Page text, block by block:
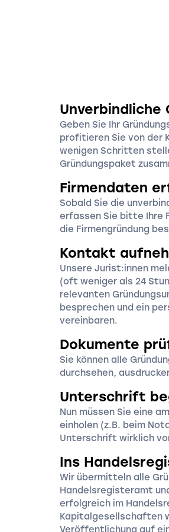
Geben Sie Ihr
profitieren Sie von der
wenigen Schritten
Gründungspaket
Firmendaten
Sobald Sie die
erfassen Sie bitte Ihre
die Firmengründung
Kontakt
Unsere Jurist:innen
(oft weniger als 24
relevanten
besprechen und ein
vereinbaren.
Dokumente
Sie können alle
durchsehen,
Unterschrift
Nun müssen Sie eine
einholen (z.B. beim
Unterschrift wirklich
Ins
Wir übermitteln alle
Handelsregisteramt
erfolgreich im
Kapitalgesellschaften
Veröffentlichung auf